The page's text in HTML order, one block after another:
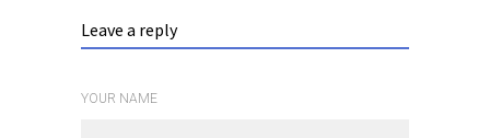
Leave a reply
YOUR NAME